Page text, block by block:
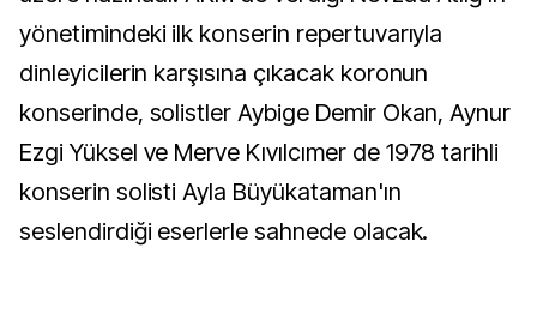
yönetimindeki ilk konserin repertuvarıyla
dinleyicilerin karşısına çıkacak koronun
konserinde, solistler Aybige Demir Okan, Aynur
Ezgi Yüksel ve Merve Kıvılcımer de 1978 tarihli
konserin solisti Ayla Büyükataman'ın
seslendirdiği eserlerle sahnede olacak.